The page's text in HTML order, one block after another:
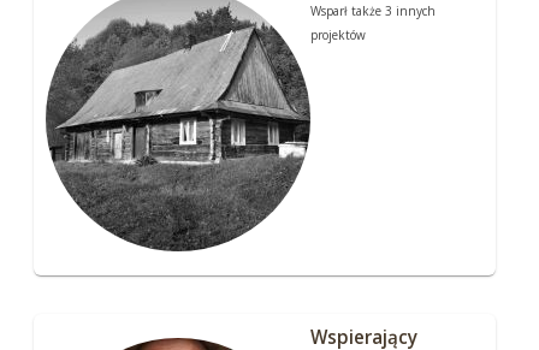
Wsparł także 3 innych
projektów
Wspierający